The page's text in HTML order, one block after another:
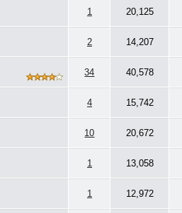
1 20,125
2 14,207
34 40,578
4 15,742
10 20,672
1 13,058
1 12,972